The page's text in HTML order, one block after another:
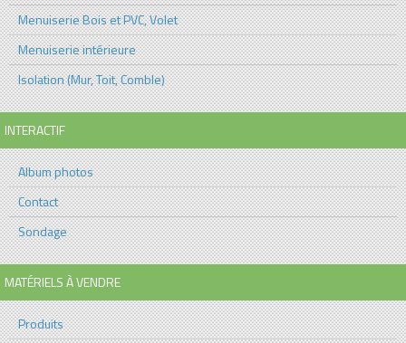
Menuiserie Bois et PVC, Volet
Menuiserie intérieure
Isolation (Mur, Toit, Comble)
INTERACTIF
Album photos
Contact
Sondage
MATÉRIELS À VENDRE
Produits